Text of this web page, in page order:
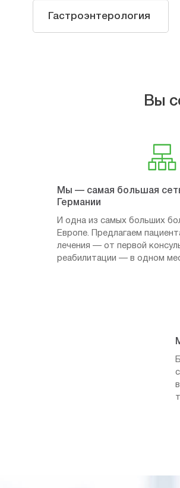
Гастроэнтерология
Вы
Мы — самая большая
Германии
И одна из самых больших
Европе. Предлагаем
лечения — от первой
реабилитации — в одном